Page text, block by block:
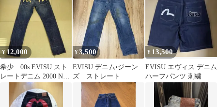
¥12,000
希少 00s EVISU スト
レートデニム 2000 No2
W30 濃紺
¥3,500
EVISU デニム•ジーン
ズ ストレート
¥ 13,500
EVISU エヴィス デニム
ハーフパンツ 刺繍